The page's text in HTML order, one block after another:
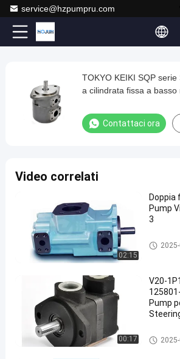
service@hzpumpru.com
Video
TOKYO
KEIKI
SQP
a
cilindrata
fissa
rumore
macchine
TOKYO KEIKI SQP
a cilindrata fissa a basso
Contattaci ora
Video correlati
02:15
Doppia
Pump
3
Pompa
00:17
V20-
Pump
Pompa